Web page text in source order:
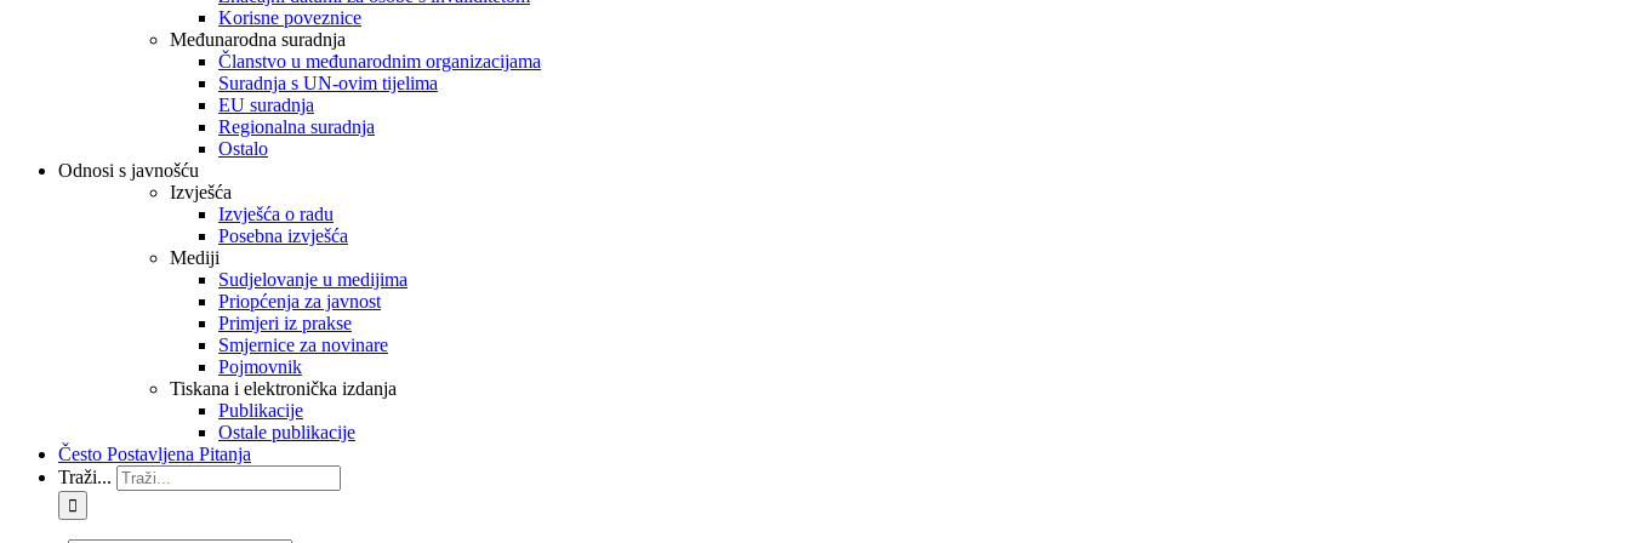
Korisne poveznice
Međunarodna suradnja
Članstvo u međunarodnim organizacijama
Suradnja s UN-ovim tijelima
EU suradnja
Regionalna suradnja
Ostalo
Odnosi s javnošću
Izvješća
Izvješća o radu
Posebna izvješća
Mediji
Sudjelovanje u medijima
Priopćenja za javnost
Primjeri iz prakse
Smjernice za novinare
Pojmovnik
Tiskana i elektronička izdanja
Publikacije
Ostale publikacije
Često Postavljena Pitanja
Traži...